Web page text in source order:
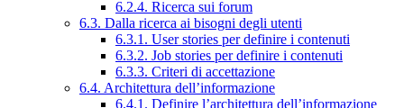
6.2.4. Ricerca sui forum
6.3. Dalla ricerca ai bisogni degli utenti
6.3.1. User stories per definire i contenuti
6.3.2. Job stories per definire i contenuti
6.3.3. Criteri di accettazione
6.4. Architettura dell’informazione
6.4.1. Definire l’architettura dell’informazione